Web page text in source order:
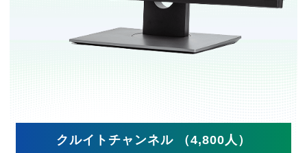
クルイトチャンネル （4,800人）